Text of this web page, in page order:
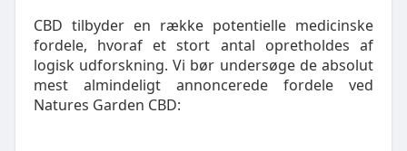
CBD tilbyder en række potentielle medicinske
fordele, hvoraf et stort antal opretholdes af
logisk udforskning. Vi bør undersøge de absolut
mest almindeligt annoncerede fordele ved
Natures Garden CBD: